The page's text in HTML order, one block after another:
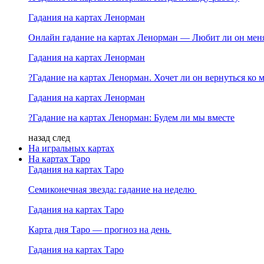
Гадания на картах Ленорман
Онлайн гадание на картах Ленорман — Любит ли он
Гадания на картах Ленорман
?Гадание на картах Ленорман. Хочет ли он вернуться ко
Гадания на картах Ленорман
?Гадание на картах Ленорман: Будем ли мы вместе
назад след
На игральных картах
На картах Таро
Гадания на картах Таро
Семиконечная звезда: гадание на неделю
Гадания на картах Таро
Карта дня Таро — прогноз на день
Гадания на картах Таро